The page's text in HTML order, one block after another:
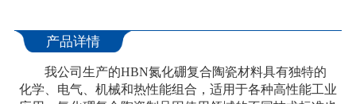
产品详情
我公司生产的HBN氮化硼复合陶瓷材料具有独特的
化学、电气、机械和热性能组合，适用于各种高性能工业